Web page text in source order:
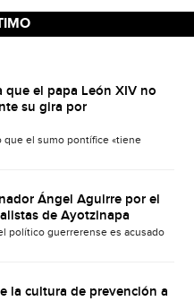
el papa León XIV no
su gira por
que el sumo pontífice «tiene
Ángel Aguirre por el
de Ayotzinapa
político guerrerense es acusado
la cultura de prevención a